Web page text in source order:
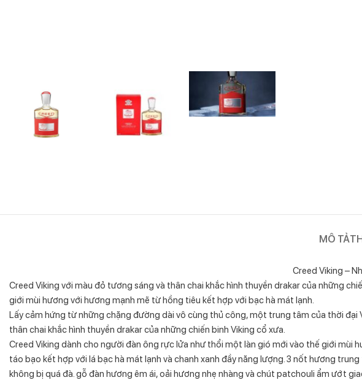
MÔ TẢ
Creed Viking –
Creed Viking với màu đỏ tương sáng và thân chai khắc hình thuyền drakar của những
giới mùi hương với hương mạnh mẽ từ hồng tiêu kết hợp với bạc hà mát lạnh.
Lấy cảm hứng từ những chặng đường dài vô cùng thủ công, một trung tâm của thời
thân chai khắc hình thuyền drakar của những chiến binh Viking cổ xưa.
Creed Viking dành cho người đàn ông rực lửa như thổi một làn gió mới vào thế giới
táo bạo kết hợp với lá bạc hà mát lạnh và chanh xanh đầy năng lượng. 3 nốt hương
không bị quá đà. gỗ đàn hương êm ái, oải hương nhẹ nhàng và chút patchouli ẩm ướt